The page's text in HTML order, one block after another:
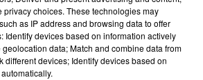
vous invite à
Xperiences !
privacy choices. These technologies may
as IP address and browsing data to offer
Identify devices based on information actively
data; Match and combine data from
different devices; Identify devices based on